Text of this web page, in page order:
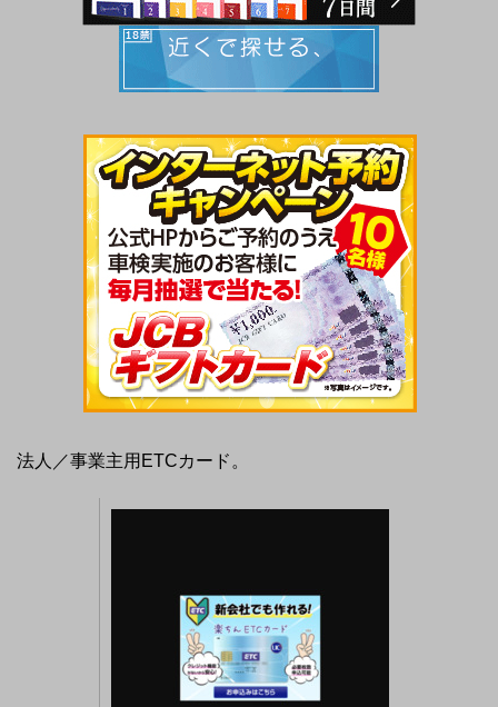
法人／事業主用ETCカード。